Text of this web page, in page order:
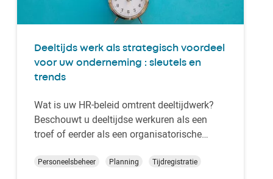
Deeltijds werk als strategisch voordeel
voor uw onderneming : sleutels en
trends
Wat is uw HR-beleid omtrent deeltijdwerk?
Beschouwt u deeltijdse werkuren als een
troef of eerder als een organisatorische
specialisten van Kelio de kwestie onder de
Personeelsbeheer Planning Tijdregistratie